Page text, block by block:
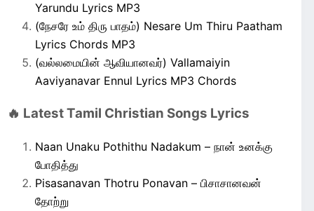
Yarundu Lyrics MP3
(நேசரே உம் திரு பாதம்) Nesare Um Thiru Paatham
Lyrics Chords MP3
(வல்லமையின் ஆவியானவர்) Vallamaiyin
Aaviyanavar Ennul Lyrics MP3 Chords
🔥 Latest Tamil Christian Songs Lyrics
Naan Unaku Pothithu Nadakum – நான் உனக்கு
போதித்து
Pisasanavan Thotru Ponavan – பிசாசானவன்
தோற்று